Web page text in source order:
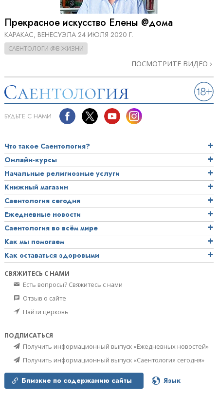
Прекрасное искусство Елены @дома
КАРАКАС, ВЕНЕСУЭЛА 24 ИЮЛЯ 2020 Г.
САЕНТОЛОГИ @В ЖИЗНИ
ПОСМОТРИТЕ ВИДЕО
БУДЬТЕ С НАМИ
Что такое Саентология?
Онлайн-курсы
Начальные религиозные услуги
Книжный магазин
Саентология сегодня
Ежедневные новости
Саентология во всём мире
Как мы помогаем
Как оставаться здоровыми
СВЯЖИТЕСЬ С НАМИ
Есть вопросы? Свяжитесь с нами
Отзыв о сайте
Найти церковь
ПОДПИСАТЬСЯ
Получить информационный выпуск «Ежедневных новостей»
Получить информационный выпуск «Саентология сегодня»
Близкие по содержанию сайты Язык